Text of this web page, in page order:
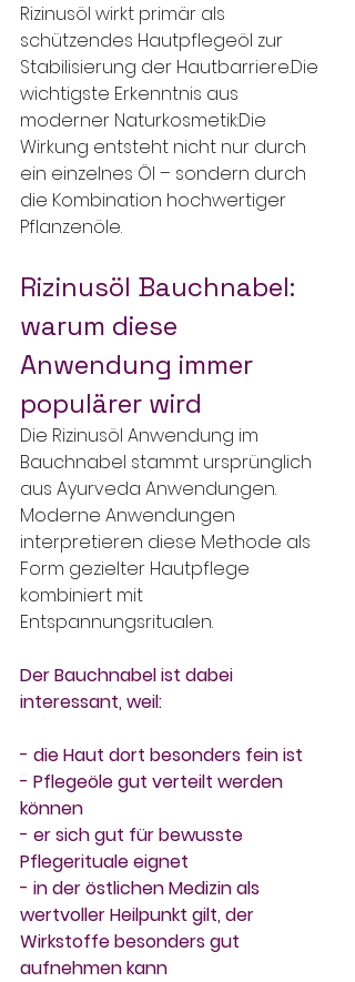
Rizinusöl wirkt primär als
schützendes Hautpflegeöl zur
Stabilisierung der Hautbarriere.Die
wichtigste Erkenntnis aus
moderner Naturkosmetik:Die
Wirkung entsteht nicht nur durch
ein einzelnes Öl – sondern durch
die Kombination hochwertiger
Pflanzenöle.
Rizinusöl Bauchnabel:
warum diese
Anwendung immer
populärer wird
Die Rizinusöl Anwendung im
Bauchnabel stammt ursprünglich
aus Ayurveda Anwendungen.
Moderne Anwendungen
interpretieren diese Methode als
Form gezielter Hautpflege
kombiniert mit
Entspannungsritualen.
Der Bauchnabel ist dabei
interessant, weil:
- die Haut dort besonders fein ist
- Pflegeöle gut verteilt werden
können
- er sich gut für bewusste
Pflegerituale eignet
- in der östlichen Medizin als
wertvoller Heilpunkt gilt, der
Wirkstoffe besonders gut
aufnehmen kann